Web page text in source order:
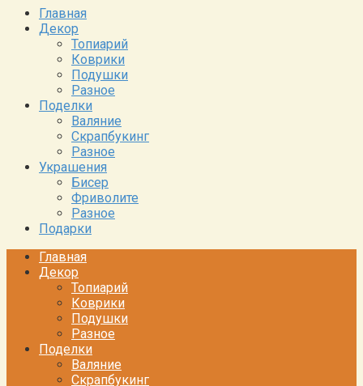
Главная
Декор
Топиарий
Коврики
Подушки
Разное
Поделки
Валяние
Скрапбукинг
Разное
Украшения
Бисер
Фриволите
Разное
Подарки
Главная
Декор
Топиарий
Коврики
Подушки
Разное
Поделки
Валяние
Скрапбукинг